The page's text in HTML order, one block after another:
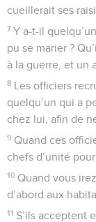
cueillerait ses
7 Y a-t-il
pu se marier ?
à la guerre, et un
8 Les officiers
quelqu’un qui a
chez lui, afin de
9 Quand ces
chefs d’unité
10 Quand vous
d’abord aux
11 S’ils acceptent